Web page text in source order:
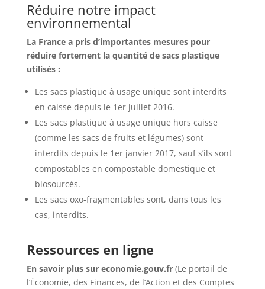
Réduire notre impact
environnemental
La France a pris d’importantes mesures pour
réduire fortement la quantité de sacs plastique
utilisés :
Les sacs plastique à usage unique sont interdits
en caisse depuis le 1er juillet 2016.
Les sacs plastique à usage unique hors caisse
(comme les sacs de fruits et légumes) sont
interdits depuis le 1er janvier 2017, sauf s’ils sont
compostables en compostable domestique et
biosourcés.
Les sacs oxo-fragmentables sont, dans tous les
cas, interdits.
Ressources en ligne
En savoir plus sur economie.gouv.fr(Le portail de
l’Économie, des Finances, de l’Action et des Comptes